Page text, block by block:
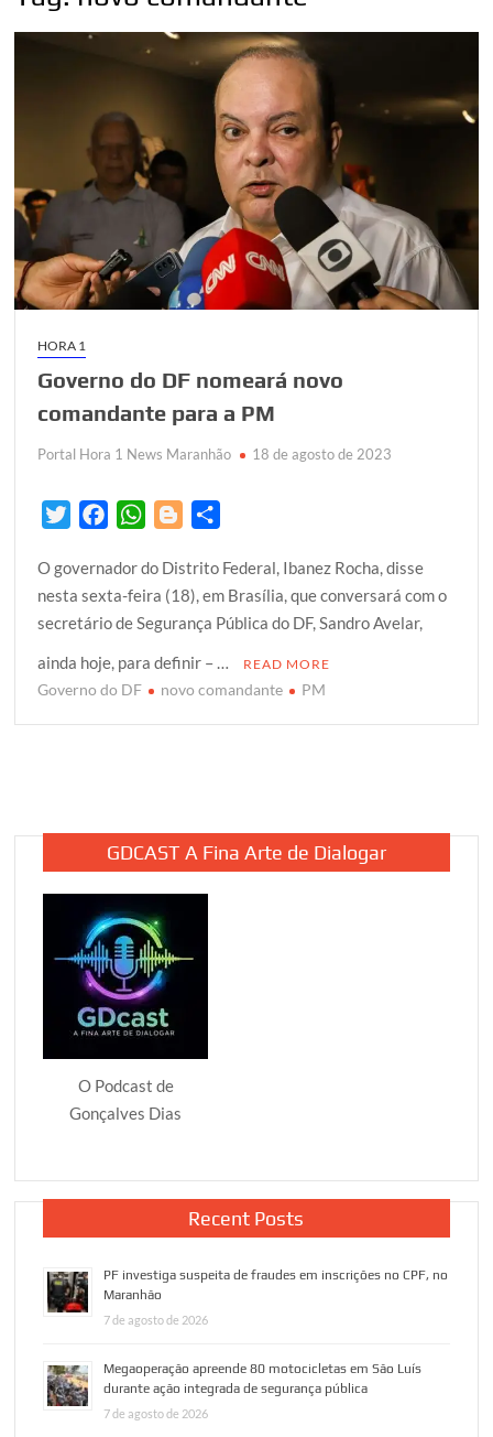
HORA 1
Governo do DF nomeará novo
comandante para a PM
Portal Hora 1 News Maranhão 18 de agosto de 2023
i
t
t
e
r
c
e
b
o
o
W
a
t
s
A
p
o
g
g
e
r
a
r
e
O governador do Distrito Federal, Ibanez Rocha, disse
nesta sexta-feira (18), em Brasília, que conversará com o
secretário de Segurança Pública do DF, Sandro Avelar,
ainda hoje, para definir – …
READ MORE
Governo do DF novo comandante PM
GDCAST A Fina Arte de Dialogar
O Podcast de
Gonçalves Dias
Recent Posts
PF investiga suspeita de fraudes em inscrições no CPF, no
Maranhão
7 de agosto de 2026
Megaoperação apreende 80 motocicletas em São Luís
durante ação integrada de segurança pública
7 de agosto de 2026